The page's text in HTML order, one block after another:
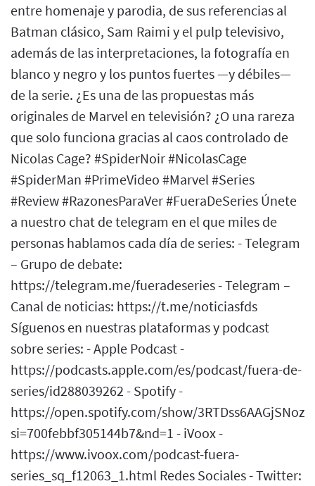
entre homenaje y parodia, de sus referencias al
Batman clásico, Sam Raimi y el pulp televisivo,
además de las interpretaciones, la fotografía en
blanco y negro y los puntos fuertes —y débiles—
de la serie. ¿Es una de las propuestas más
originales de Marvel en televisión? ¿O una rareza
que solo funciona gracias al caos controlado de
Nicolas Cage? #SpiderNoir #NicolasCage
#SpiderMan #PrimeVideo #Marvel #Series
#Review #RazonesParaVer #FueraDeSeries Únete
a nuestro chat de telegram en el que miles de
personas hablamos cada día de series: - Telegram
– Grupo de debate:
https://telegram.me/fueradeseries - Telegram –
Canal de noticias: https://t.me/noticiasfds
Síguenos en nuestras plataformas y podcast
sobre series: - Apple Podcast -
https://podcasts.apple.com/es/podcast/fuera-de-
series/id288039262 - Spotify -
https://open.spotify.com/show/
si=700febbf305144b7&nd=1 - iVoox -
https://www.ivoox.com/podcast-fuera-
series_sq_f12063_1.html Redes Sociales - Twitter: